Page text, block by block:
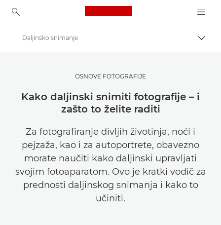
Canon Logo, back to
Pronađite inspiraciju | Savjeti za fotografiranje i ispisivanje te vodiči za kupce
Savjeti i tehnike za fotografiju i ispisivanje
Daljinsko snimanje
OSNOVE FOTOGRAFIJE
Kako daljinski snimiti fotografije – i
zašto to želite raditi
Za fotografiranje divljih životinja, noći i
pejzaža, kao i za autoportrete, obavezno
morate naučiti kako daljinski upravljati
svojim fotoaparatom. Ovo je kratki vodič za
prednosti daljinskog snimanja i kako to
učiniti.